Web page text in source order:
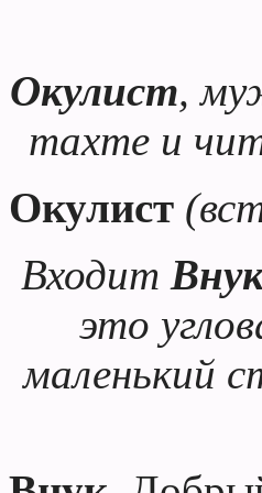
Окулист,
тахте и
Окулист
Входит
это
маленький